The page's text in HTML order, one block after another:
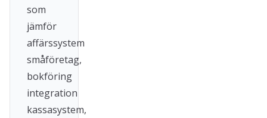
som
jämför
affärssystem
småföretag,
bokföring
integration
kassasystem,